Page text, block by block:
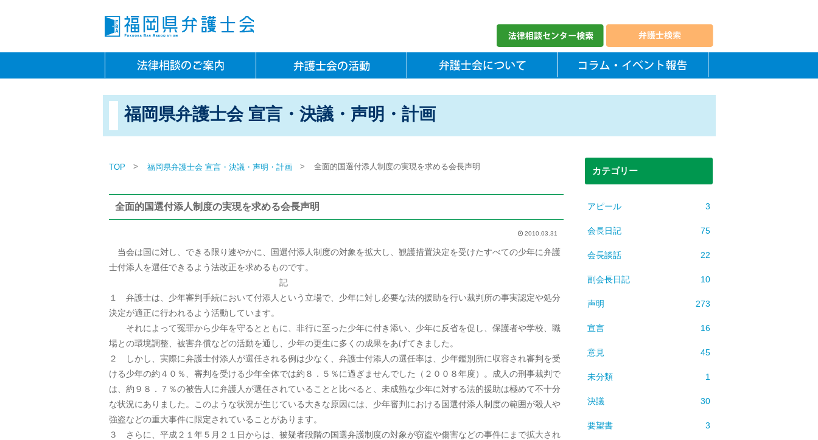
福岡県弁護士会 宣言・決議・声明・計画
TOP > 福岡県弁護士会 宣言・決議・声明・計画> 全面的国選付添人制度の実現を求める会長声明
全面的国選付添人制度の実現を求める会長声明
2010.03.31
当会は国に対し、できる限り速やかに、国選付添人制度の対象を拡大し、観護措置決定を受けたすべての少年に弁護
士付添人を選任できるよう法改正を求めるものです。
記
１ 弁護士は、少年審判手続において付添人という立場で、少年に対し必要な法的援助を行い裁判所の事実認定や処分
決定が適正に行われるよう活動しています。
それによって冤罪から少年を守るとともに、非行に至った少年に付き添い、少年に反省を促し、保護者や学校、職
場との環境調整、被害弁償などの活動を通し、少年の更生に多くの成果をあげてきました。
２ しかし、実際に弁護士付添人が選任される例は少なく、弁護士付添人の選任率は、少年鑑別所に収容され審判を受
ける少年の約４０％、審判を受ける少年全体では約８．５％に過ぎませんでした（２００８年度）。成人の刑事裁判で
は、約９８．７％の被告人に弁護人が選任されていることと比べると、未成熟な少年に対する法的援助は極めて不十分
な状況にありました。このような状況が生じている大きな原因には、少年審判における国選付添人制度の範囲が殺人や
強盗などの重大事件に限定されていることがあります。
３ さらに、平成２１年５月２１日からは、被疑者段階の国選弁護制度の対象が窃盗や傷害などの事件にまで拡大され
カテゴリー
アピール 3
会長日記 75
会長談話 22
副会長日記 10
声明 273
宣言 16
意見 45
未分類 1
決議 30
要望書 3